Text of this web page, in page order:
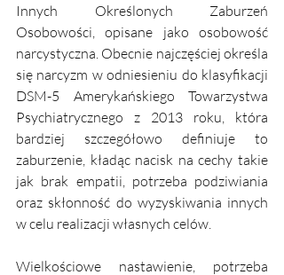
Innych Określonych Zaburzeń
Osobowości, opisane jako osobowość
narcystyczna. Obecnie najczęściej określa
się narcyzm w odniesieniu do klasyfikacji
DSM-5 Amerykańskiego Towarzystwa
Psychiatrycznego z 2013 roku, która
bardziej szczegółowo definiuje to
zaburzenie, kładąc nacisk na cechy takie
jak brak empatii, potrzeba podziwiania
oraz skłonność do wyzyskiwania innych
w celu realizacji własnych celów.
Wielkościowe nastawienie, potrzeba